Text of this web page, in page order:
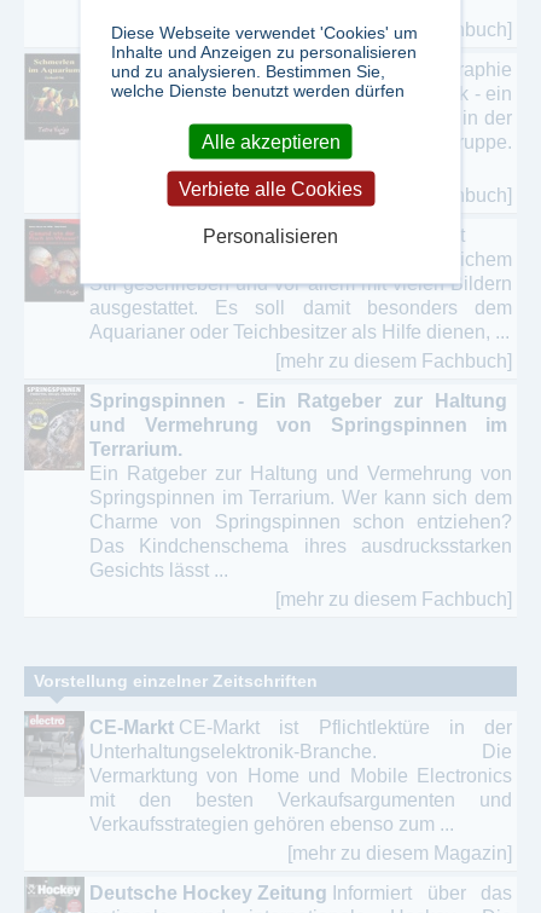
[mehr zu diesem Fachbuch]
Schmerlen im Aquarium Die erste Monographie
über Schmerlen aus der Sicht der Aquaristik - ein
Standardwerk über diese, bisher zu wenig in der
aquaristischen Literatur beachtete Fischgruppe.
Gerhard Ott ist ausgewiesener ...
[mehr zu diesem Fachbuch]
Gesund wie der Fisch im Wasser
Bewusst
wurde dieses Buch in allgemeinverständlichem
Stil geschrieben und vor allem mit vielen Bildern
ausgestattet. Es soll damit besonders dem
Aquarianer oder Teichbesitzer als Hilfe dienen, ...
[mehr zu diesem Fachbuch]
Springspinnen - Ein Ratgeber zur Haltung
und Vermehrung von Springspinnen im
Terrarium.
Ein Ratgeber zur Haltung und Vermehrung von
Springspinnen im Terrarium. Wer kann sich dem
Charme von Springspinnen schon entziehen?
Das Kindchenschema ihres ausdrucksstarken
Gesichts lässt ...
[mehr zu diesem Fachbuch]
Vorstellung einzelner Zeitschriften
CE-Markt CE-Markt ist Pflichtlektüre in der
Unterhaltungselektronik-Branche. Die
Vermarktung von Home und Mobile Electronics
mit den besten Verkaufsargumenten und
Verkaufsstrategien gehören ebenso zum ...
[mehr zu diesem Magazin]
Deutsche Hockey Zeitung Informiert über das
Diese Webseite verwendet 'Cookies' um
Inhalte und Anzeigen zu personalisieren
und zu analysieren. Bestimmen Sie,
welche Dienste benutzt werden dürfen
Alle akzeptieren
Verbiete alle Cookies
Personalisieren